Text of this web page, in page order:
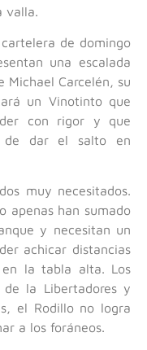
valla.
de domingo
una escalada
Carcelén, su
un Vinotinto que
con rigor y que
de dar el salto en
muy necesitados.
apenas han sumado
y necesitan un
achicar distancias
la tabla alta. Los
de la Libertadores y
el Rodillo no logra
a los foráneos.